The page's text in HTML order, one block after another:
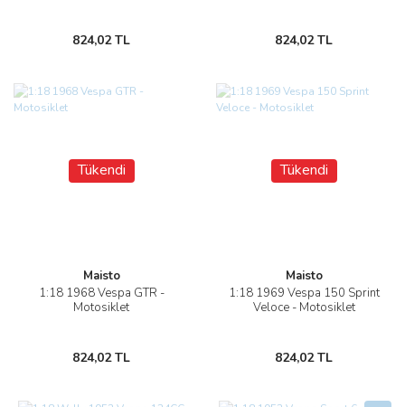
824,02 TL 824,02 TL
Tükendi
Maisto
1:18 1968 Vespa GTR -
Motosiklet
824,02 TL
Tükendi
Maisto
1:18 1969 Vespa 150 Sprint
Veloce - Motosiklet
824,02 TL